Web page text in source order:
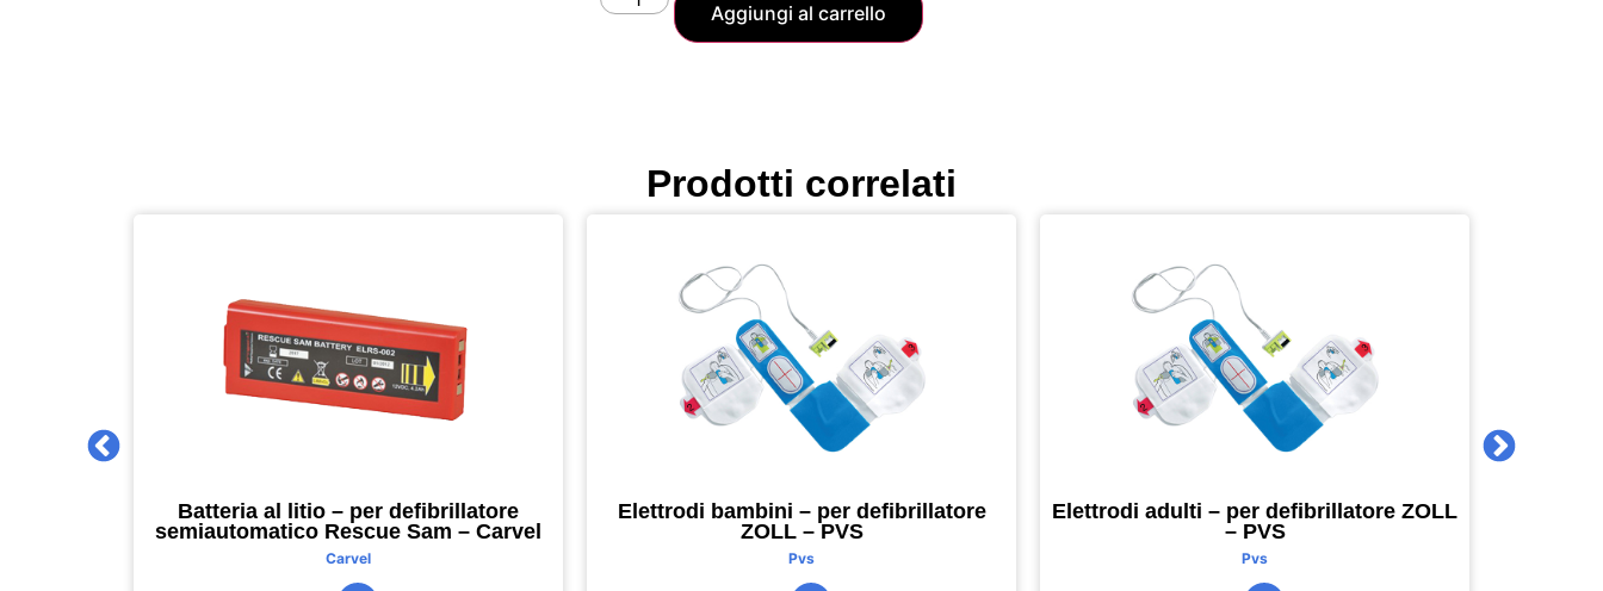
Aggiungi al carrello
Prodotti correlati
Batteria al litio – per defibrillatore
semiautomatico Rescue Sam – Carvel
Carvel
Elettrodi bambini – per defibrillatore
ZOLL – PVS
Pvs
Elettrodi adulti – per defibrillatore ZOLL
– PVS
Pvs